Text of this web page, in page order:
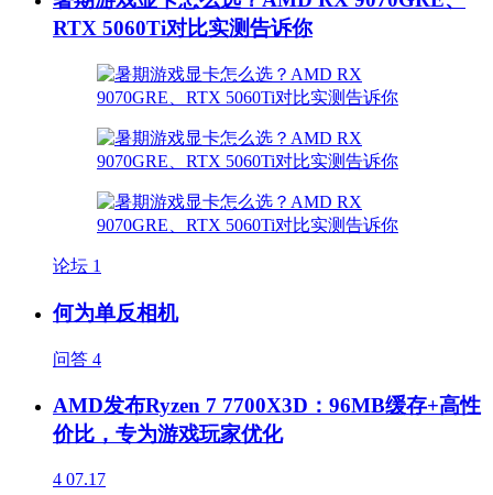
RTX 5060Ti对比实测告诉你
论坛 1
何为单反相机
问答 4
AMD发布Ryzen 7 7700X3D：96MB缓存+高性
价比，专为游戏玩家优化
4 07.17